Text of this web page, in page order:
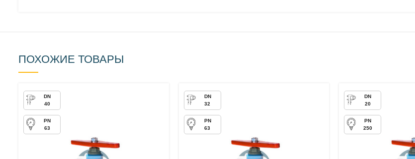
ПОХОЖИЕ ТОВАРЫ
40
63
32
63
20
250